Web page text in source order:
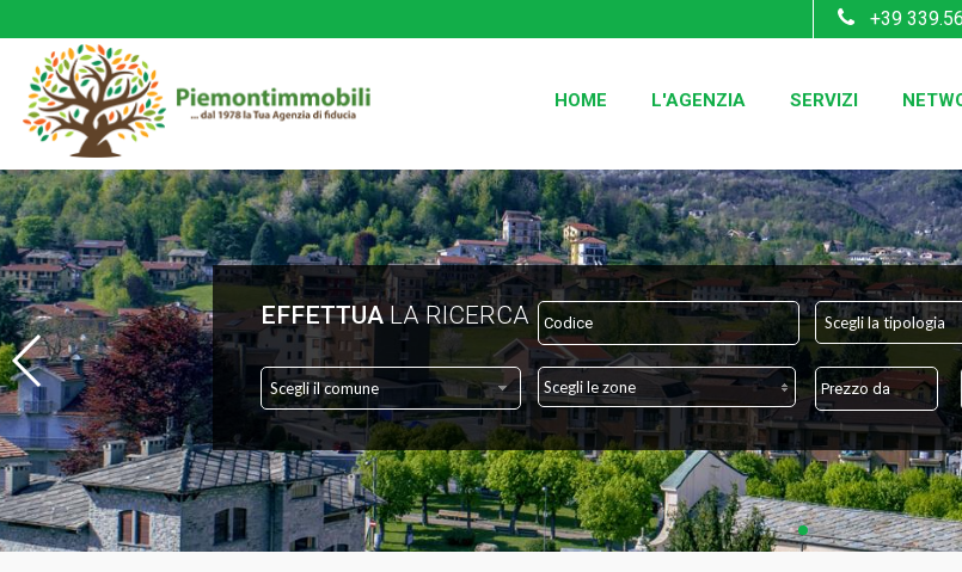
HOME L'AGENZIA SERVIZI
+39
EFFETTUALA RICERCA Scegli la tipologia
Scegli il comune Scegli le zone